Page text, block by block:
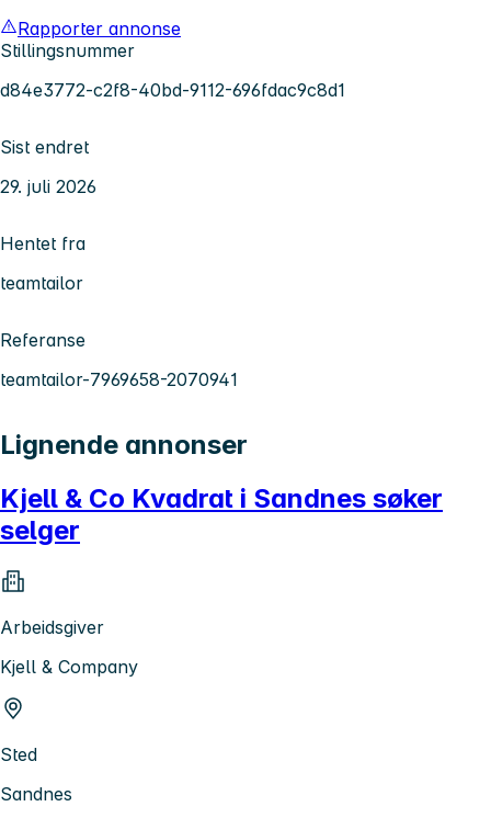
Rapporter annonse
Stillingsnummer
d84e3772-c2f8-40bd-9112-696fdac9c8d1
Sist endret
29. juli 2026
Hentet fra
teamtailor
Referanse
teamtailor-7969658-2070941
Lignende annonser
Kjell & Co Kvadrat i Sandnes søker
selger
Arbeidsgiver
Kjell & Company
Sted
Sandnes